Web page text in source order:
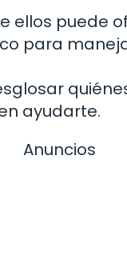
ellos puede
para
ayudarte.
Anuncios